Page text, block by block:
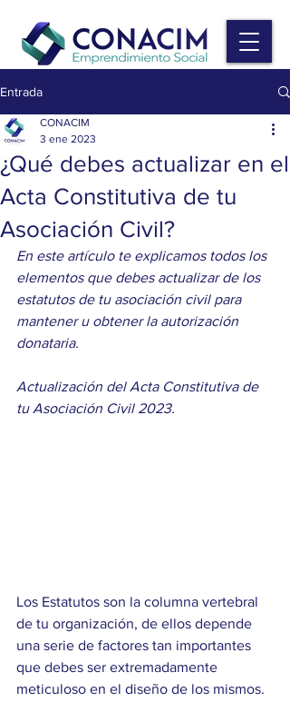
Entrada
¿Qué debes actualizar en el
Acta Constitutiva de tu
Asociación Civil?
CONACIM
3 ene 2023
En este artículo te explicamos todos los
elementos que debes actualizar de los
estatutos de tu asociación civil para
mantener u obtener la autorización
donataria.
Actualización del Acta Constitutiva de
tu Asociación Civil 2023.
Los Estatutos son la columna vertebral
de tu organización, de ellos depende
una serie de factores tan importantes
que debes ser extremadamente
meticuloso en el diseño de los mismos.